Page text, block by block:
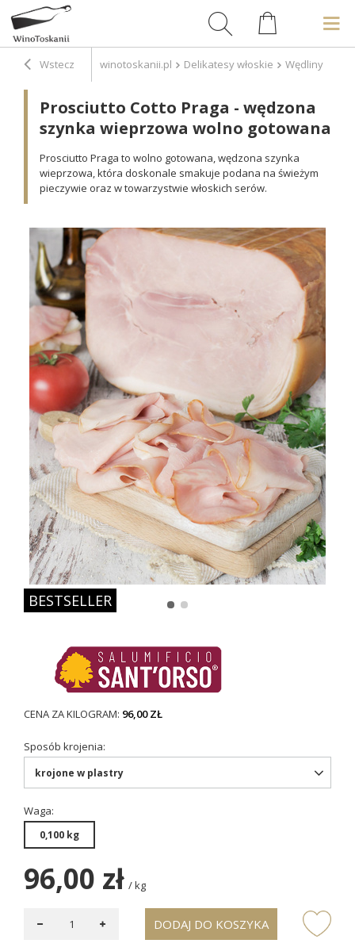
Wstecz winotoskanii.pl Delikatesy włoskie Wędliny
Prosciutto Cotto Praga - wędzona
szynka wieprzowa wolno gotowana
Prosciutto Praga to wolno gotowana, wędzona szynka
wieprzowa, która doskonale smakuje podana na świeżym
pieczywie oraz w towarzystwie włoskich serów.
BESTSELLER
CENA ZA KILOGRAM: 96,00 ZŁ
Sposób krojenia
krojone w plastry
Waga
0,100 kg
96,00 zł /kg
DODAJ DO KOSZYKA